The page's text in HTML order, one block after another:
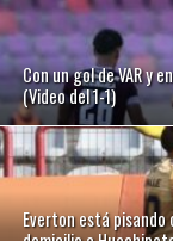
Con un gol de VAR y
(Video del 1-1)
Everton está pisando